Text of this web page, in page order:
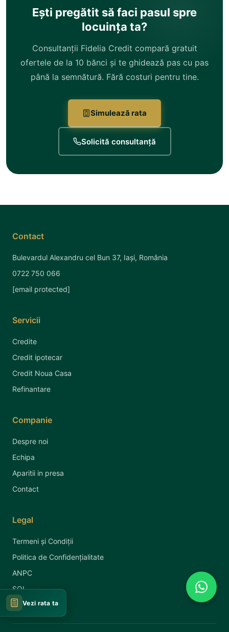
Ești pregătit să faci pasul spre
locuința ta?
Consultanții Fidelia Credit compară gratuit
ofertele de la 10 bănci și te ghidează pas cu pas
până la semnătură. Fără costuri pentru tine.
Simulează rata
Solicită consultanță
Contact
Bulevardul Alexandru cel Bun 37, Iași, România
0722 750 066
[email protected]
Servicii
Credite
Credit ipotecar
Credit Noua Casa
Refinantare
Companie
Despre noi
Echipa
Aparitii in presa
Contact
Legal
Termeni și Condiții
Politica de Confidențialitate
ANPC
SOL
Vezi rata ta